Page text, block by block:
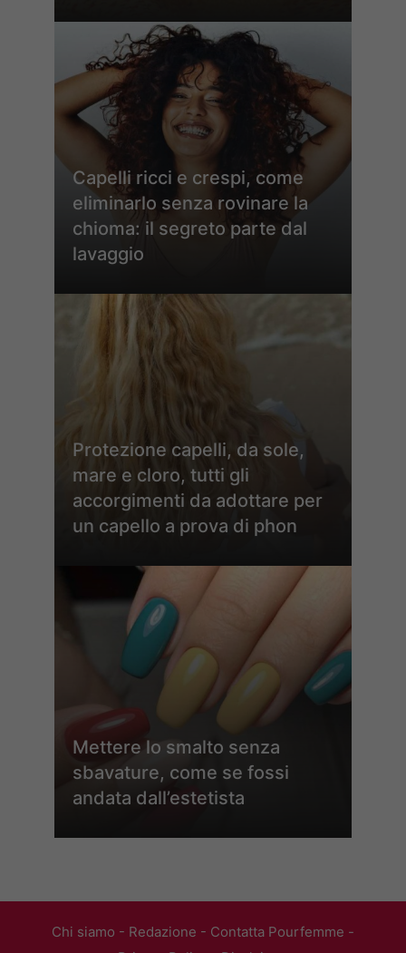
Capelli ricci e crespi, come
eliminarlo senza rovinare la
chioma: il segreto parte dal
lavaggio
Protezione capelli, da sole,
mare e cloro, tutti gli
accorgimenti da adottare per
un capello a prova di phon
Mettere lo smalto senza
sbavature, come se fossi
andata dall’estetista
Chi siamo - Redazione - Contatta Pourfemme -